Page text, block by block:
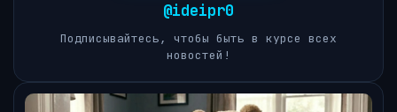
@ideipr0
Подписывайтесь, чтобы быть в курсе всех
новостей!